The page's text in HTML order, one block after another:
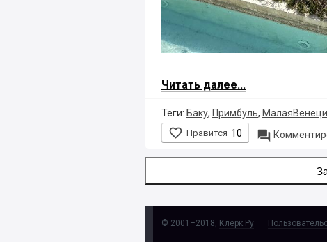
Читать далее...
Теги: Баку, Примбуль,
 Нравится 10 
© 2001–2018, Клерк.Ру